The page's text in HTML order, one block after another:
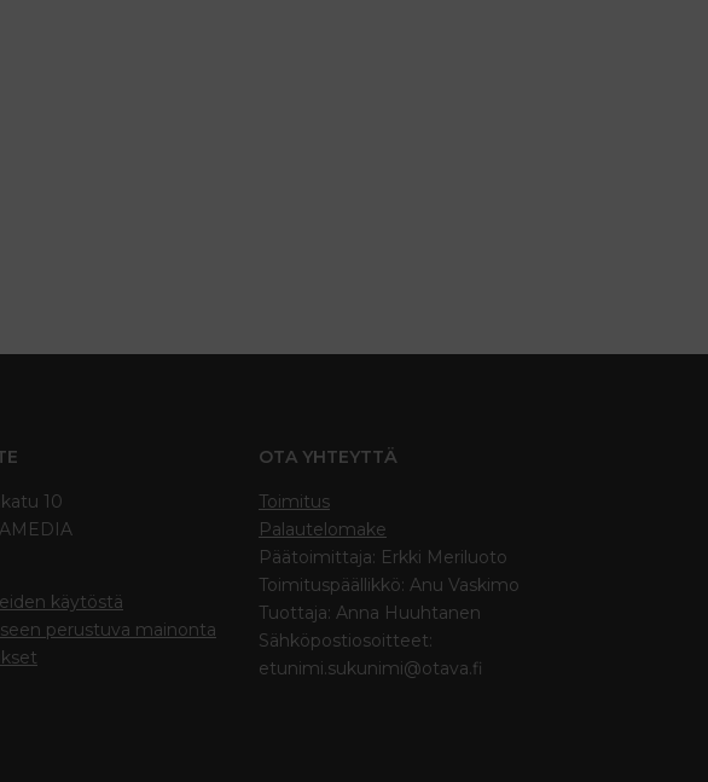
10
käytöstä
perustuva mainonta
OTA YHTEYTTÄ
Toimitus
Palautelomake
Päätoimittaja: Erkki Meriluoto
Toimituspäällikkö: Anu Vaskimo
Tuottaja: Anna Huuhtanen
Sähköpostiosoitteet:
etunimi.sukunimi@otava.fi